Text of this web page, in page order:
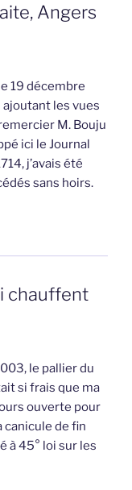
Angers
19 décembre
ajoutant les vues
M. Bouju
ici le Journal
j’avais été
sans hoirs.
chauffent
le pallier du
si frais que ma
ouverte pour
de fin
à 45° loi sur les